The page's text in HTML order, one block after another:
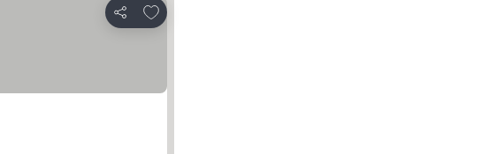
Partilhar
Adicionar aos favoritos